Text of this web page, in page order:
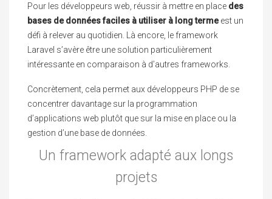
Pour les développeurs web, réussir à mettre en place des
bases de données faciles à utiliser à long termeest un
défi à relever au quotidien. Là encore, le framework
Laravel s’avère être une solution particulièrement
intéressante en comparaison à d’autres frameworks.
Concrètement, cela permet aux développeurs PHP de se
concentrer davantage sur la programmation
d’applications web plutôt que sur la mise en place ou la
gestion d’une base de données.
Un framework adapté aux longs
projets